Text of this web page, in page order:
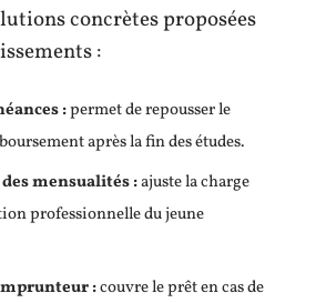
concrètes proposées
:
:permet de repousser le
après la fin des études.
mensualités :ajuste la charge
professionnelle du jeune
:couvre le prêt en cas de